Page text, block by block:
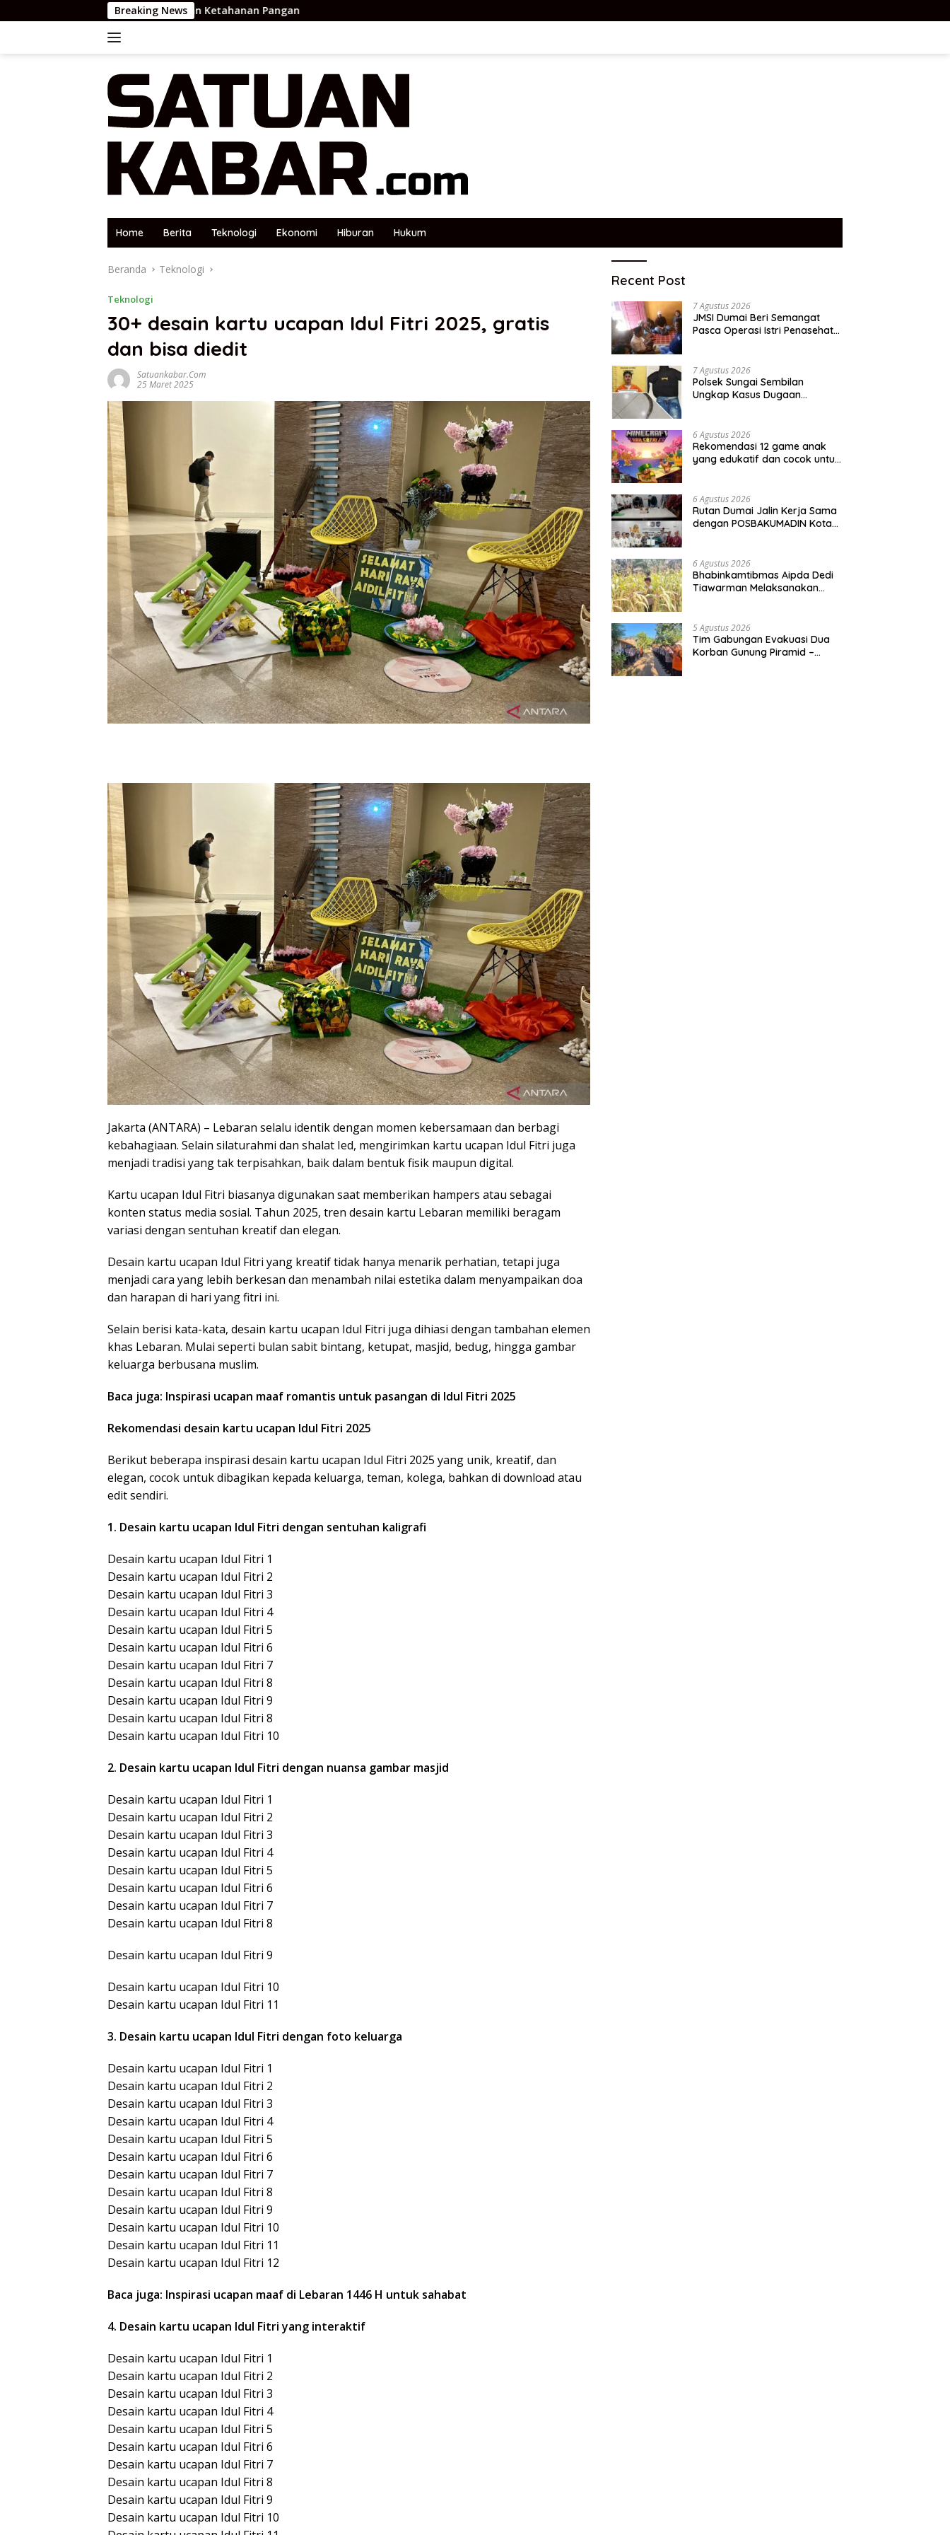
ke
Breaking News
Pengecekan Ketahanan Pangan
Home Berita Teknologi Ekonomi Hiburan Hukum
Beranda Teknologi
Teknologi
30+ desain kartu ucapan Idul Fitri 2025, gratis
dan bisa diedit
Satuankabar.com
25 Maret 2025
Jakarta (ANTARA) – Lebaran selalu identik dengan momen kebersamaan dan berbagi
kebahagiaan. Selain silaturahmi dan shalat Ied, mengirimkan kartu ucapan Idul Fitri juga
menjadi tradisi yang tak terpisahkan, baik dalam bentuk fisik maupun digital.
Kartu ucapan Idul Fitri biasanya digunakan saat memberikan hampers atau sebagai
konten status media sosial. Tahun 2025, tren desain kartu Lebaran memiliki beragam
variasi dengan sentuhan kreatif dan elegan.
Desain kartu ucapan Idul Fitri yang kreatif tidak hanya menarik perhatian, tetapi juga
menjadi cara yang lebih berkesan dan menambah nilai estetika dalam menyampaikan doa
dan harapan di hari yang fitri ini.
Selain berisi kata-kata, desain kartu ucapan Idul Fitri juga dihiasi dengan tambahan elemen
khas Lebaran. Mulai seperti bulan sabit bintang, ketupat, masjid, bedug, hingga gambar
keluarga berbusana muslim.
Baca juga: Inspirasi ucapan maaf romantis untuk pasangan di Idul Fitri 2025
Rekomendasi desain kartu ucapan Idul Fitri 2025
Berikut beberapa inspirasi desain kartu ucapan Idul Fitri 2025 yang unik, kreatif, dan
elegan, cocok untuk dibagikan kepada keluarga, teman, kolega, bahkan di download atau
edit sendiri.
1. Desain kartu ucapan Idul Fitri dengan sentuhan kaligrafi
Desain kartu ucapan Idul Fitri 1
Desain kartu ucapan Idul Fitri 2
Desain kartu ucapan Idul Fitri 3
Desain kartu ucapan Idul Fitri 4
Desain kartu ucapan Idul Fitri 5
Desain kartu ucapan Idul Fitri 6
Desain kartu ucapan Idul Fitri 7
Desain kartu ucapan Idul Fitri 8
Desain kartu ucapan Idul Fitri 9
Desain kartu ucapan Idul Fitri 8
Desain kartu ucapan Idul Fitri 10
2. Desain kartu ucapan Idul Fitri dengan nuansa gambar masjid
Desain kartu ucapan Idul Fitri 1
Desain kartu ucapan Idul Fitri 2
Desain kartu ucapan Idul Fitri 3
Desain kartu ucapan Idul Fitri 4
Desain kartu ucapan Idul Fitri 5
Desain kartu ucapan Idul Fitri 6
Desain kartu ucapan Idul Fitri 7
Desain kartu ucapan Idul Fitri 8
Desain kartu ucapan Idul Fitri 9
Desain kartu ucapan Idul Fitri 10
Desain kartu ucapan Idul Fitri 11
3. Desain kartu ucapan Idul Fitri dengan foto keluarga
Desain kartu ucapan Idul Fitri 1
Desain kartu ucapan Idul Fitri 2
Desain kartu ucapan Idul Fitri 3
Desain kartu ucapan Idul Fitri 4
Desain kartu ucapan Idul Fitri 5
Desain kartu ucapan Idul Fitri 6
Desain kartu ucapan Idul Fitri 7
Desain kartu ucapan Idul Fitri 8
Desain kartu ucapan Idul Fitri 9
Desain kartu ucapan Idul Fitri 10
Desain kartu ucapan Idul Fitri 11
Desain kartu ucapan Idul Fitri 12
Baca juga: Inspirasi ucapan maaf di Lebaran 1446 H untuk sahabat
4. Desain kartu ucapan Idul Fitri yang interaktif
Desain kartu ucapan Idul Fitri 1
Desain kartu ucapan Idul Fitri 2
Desain kartu ucapan Idul Fitri 3
Desain kartu ucapan Idul Fitri 4
Desain kartu ucapan Idul Fitri 5
Desain kartu ucapan Idul Fitri 6
Desain kartu ucapan Idul Fitri 7
Desain kartu ucapan Idul Fitri 8
Desain kartu ucapan Idul Fitri 9
Desain kartu ucapan Idul Fitri 10
Recent Post
7 Agustus 2026
JMSI Dumai Beri Semangat
Pasca Operasi Istri Penasehat
7 Agustus 2026
Polsek Sungai Sembilan
Ungkap Kasus Dugaan
Berhasil Diamankan
6 Agustus 2026
Rekomendasi 12 game anak
yang edukatif dan cocok untuk
6 Agustus 2026
Rutan Dumai Jalin Kerja Sama
dengan POSBAKUMADIN Kota
6 Agustus 2026
Bhabinkamtibmas Aipda Dedi
Tiawarman Melaksanakan
5 Agustus 2026
Tim Gabungan Evakuasi Dua
Korban Gunung Piramid –